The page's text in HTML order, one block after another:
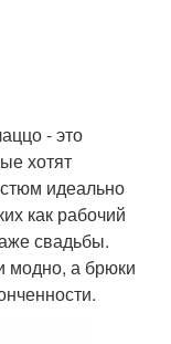
- это
хотят
идеально
как рабочий
свадьбы.
модно, а брюки